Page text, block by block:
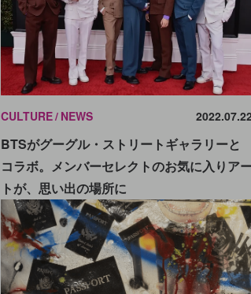
CULTURE NEWS 2022.07.22
BTSがグーグル・ストリートギャラリーと
コラボ。メンバーセレクトのお気に入りア
トが、思い出の場所に